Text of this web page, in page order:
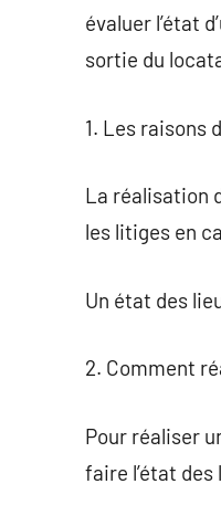
évaluer l’état
sortie du
1. Les raisons
La réalisation
les litiges en
Un état des
2. Comment
Pour réaliser
faire l’état